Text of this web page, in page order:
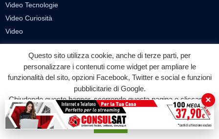
Video Tecnologie
Video Curiosità
Video
PUBBLICITÀ
Richiesta pubblicazione articoli/banner
SEGUICI SUI SOCIAL
f
Facebook
◎
Instagram
Questo sito utilizza cookie, anche di terze parti, per
personalizzare i contenuti come widget per ampliare le
funzionalità del sito, opzioni Facebook, Twitter e social e funzioni
pubblicitarie di Google.
Chiudendo questo banner, scorrendo questa pagina o cliccando
su qualunque suo elemento acconsenti all'uso dei cookie.
Accetta
×